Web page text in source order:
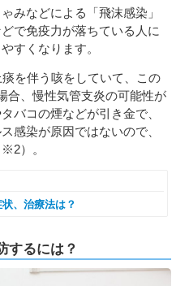
みなどによる「飛沫感染」
で免疫力が落ちている人に
すくなります。
を伴う咳をしていて、この
合、慢性気管支炎の可能性が
バコの煙などが引き金で、
感染が原因ではないので、
）。
、治療法は？
するには？